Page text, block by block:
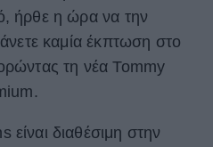
ήρθε η ώρα να την
καμία έκπτωση στο
τη νέα Tommy
διαθέσιμη στην